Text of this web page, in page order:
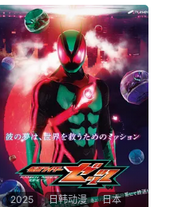
2025 日韩动漫 日本